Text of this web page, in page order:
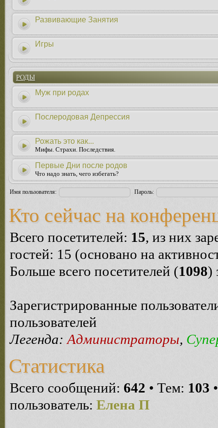
Развивающие Занятия
Игры
РОДЫ
Муж при родах
Послеродовая Депрессия
Рожать это как...
Мифы. Страхи. Последствия.
Первые Дни после родов
Что надо знать, чего избегать?
Имя пользователя: Пароль:
Кто сейчас на
Всего посетителей: 15, из них
гостей: 15 (основано на
Больше всего посетителей (1098)
Зарегистрированные
пользователей
Легенда: Администраторы,
Статистика
Всего сообщений: 642 • Тем: 103
пользователь: Елена П